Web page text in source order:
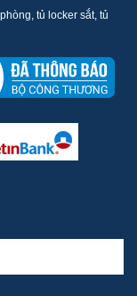
tủ locker sắt, tủ